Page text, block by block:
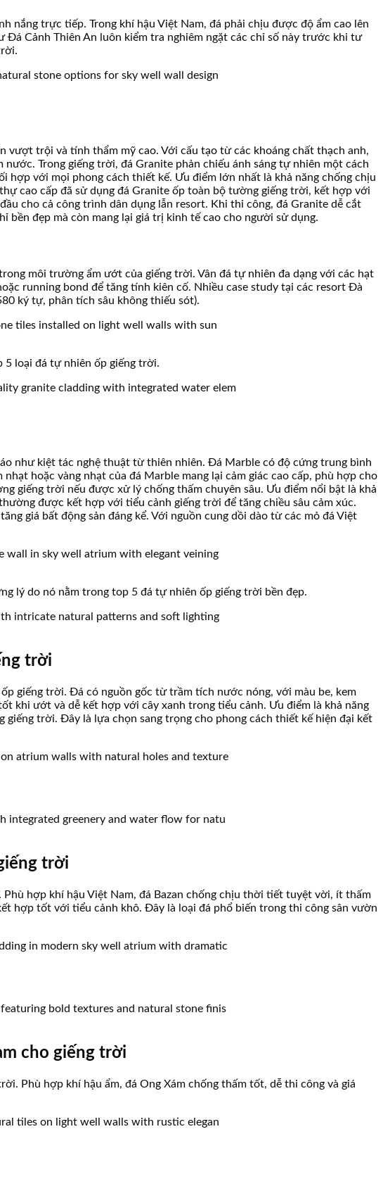
nắng trực tiếp. Trong khí hậu Việt Nam, đá phải chịu được độ ẩm cao lên
Cảnh Thiên An luôn kiểm tra nghiêm ngặt các chỉ số này trước khi tư
trội và tính thẩm mỹ cao. Với cấu tạo từ các khoáng chất thạch anh,
Trong giếng trời, đá Granite phản chiếu ánh sáng tự nhiên một cách
hợp với mọi phong cách thiết kế. Ưu điểm lớn nhất là khả năng chống chịu
cao cấp đã sử dụng đá Granite ốp toàn bộ tường giếng trời, kết hợp với
cho cả công trình dân dụng lẫn resort. Khi thi công, đá Granite dễ cắt
bền đẹp mà còn mang lại giá trị kinh tế cao cho người sử dụng.
môi trường ẩm ướt của giếng trời. Vân đá tự nhiên đa dạng với các hạt
running bond để tăng tính kiên cố. Nhiều case study tại các resort Đà
ký tự, phân tích sâu không thiếu sót).
5 loại đá tự nhiên ốp giếng trời.
như kiệt tác nghệ thuật từ thiên nhiên. Đá Marble có độ cứng trung bình
hoặc vàng nhạt của đá Marble mang lại cảm giác cao cấp, phù hợp cho
giếng trời nếu được xử lý chống thấm chuyên sâu. Ưu điểm nổi bật là khả
được kết hợp với tiểu cảnh giếng trời để tăng chiều sâu cảm xúc.
giá bất động sản đáng kể. Với nguồn cung dồi dào từ các mỏ đá Việt
lý do nó nằm trong top 5 đá tự nhiên ốp giếng trời bền đẹp.
trời
giếng trời. Đá có nguồn gốc từ trầm tích nước nóng, với màu be, kem
khi ướt và dễ kết hợp với cây xanh trong tiểu cảnh. Ưu điểm là khả năng
giếng trời. Đây là lựa chọn sang trọng cho phong cách thiết kế hiện đại kết
trời
hợp khí hậu Việt Nam, đá Bazan chống chịu thời tiết tuyệt vời, ít thấm
hợp tốt với tiểu cảnh khô. Đây là loại đá phổ biến trong thi công sân vườn
cho giếng trời
Phù hợp khí hậu ẩm, đá Ong Xám chống thấm tốt, dễ thi công và giá